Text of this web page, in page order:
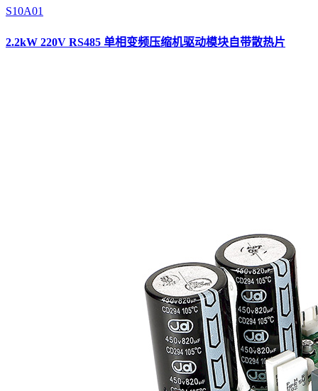
S10A01
2.2kW 220V RS485 单相变频压缩机驱动模块自带散热片